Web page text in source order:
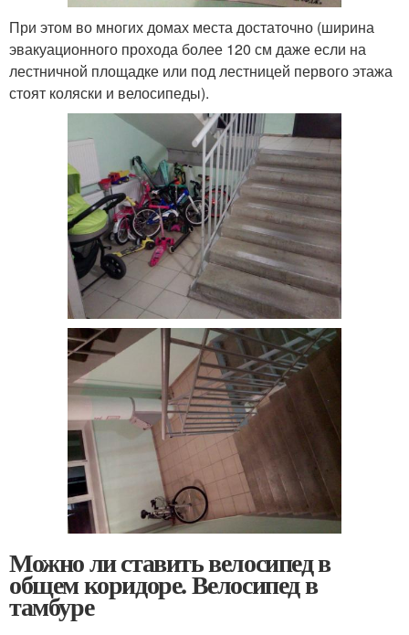
При этом во многих домах места достаточно (ширина
эвакуационного прохода более 120 см даже если на
лестничной площадке или под лестницей первого этажа
стоят коляски и велосипеды).
Можно ли ставить велосипед в
общем коридоре. Велосипед в
тамбуре